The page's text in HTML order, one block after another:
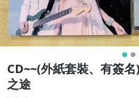
CD~~(外紙套裝、有簽
之途